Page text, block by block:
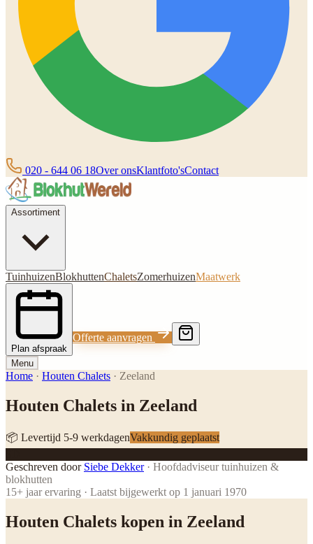
020 - 644 06 18Over onsKlantfoto'sContact
Assortiment
TuinhuizenBlokhuttenChaletsZomerhuizenMaatwerk
Plan afspraak
Offerte aanvragen
Menu
Home · Houten Chalets · Zeeland
Houten Chalets in Zeeland
📦 Levertijd 5-9 werkdagenVakkundig geplaatst
Geschreven door Siebe Dekker· Hoofdadviseur tuinhuizen &
blokhutten
15+ jaar ervaring · Laatst bijgewerkt op 1 januari 1970
Houten Chalets kopen in Zeeland